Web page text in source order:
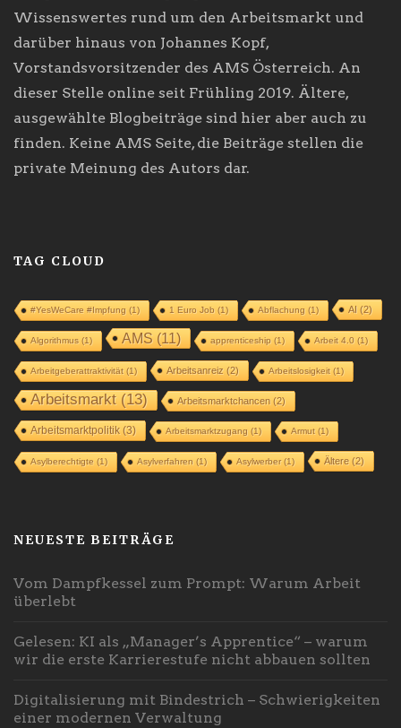
Wissenswertes rund um den Arbeitsmarkt und
darüber hinaus von Johannes Kopf,
Vorstandsvorsitzender des AMS Österreich. An
dieser Stelle online seit Frühling 2019. Ältere,
ausgewählte Blogbeiträge sind hier aber auch zu
finden. Keine AMS Seite, die Beiträge stellen die
private Meinung des Autors dar.
TAG CLOUD
#YesWeCare #Impfung (1) 1 Euro Job (1) Abflachung (1) AI (2)
Algorithmus (1) AMS (11) apprenticeship (1) Arbeit 4.0 (1)
Arbeitgeberattraktivität(1) Arbeitsanreiz (2) Arbeitslosigkeit(1)
Arbeitsmarkt(13) Arbeitsmarktchancen (2)
Arbeitsmarktpolitik(3) Arbeitsmarktzugang (1) Armut(1)
Asylberechtigte (1) Asylverfahren (1) Asylwerber(1) Ältere(2)
NEUESTE BEITRÄGE
Vom Dampfkessel zum Prompt: Warum Arbeit
überlebt
Gelesen: KI als „Manager’s Apprentice“ – warum
wir die erste Karrierestufe nicht abbauen sollten
Digitalisierung mit Bindestrich – Schwierigkeiten
einer modernen Verwaltung